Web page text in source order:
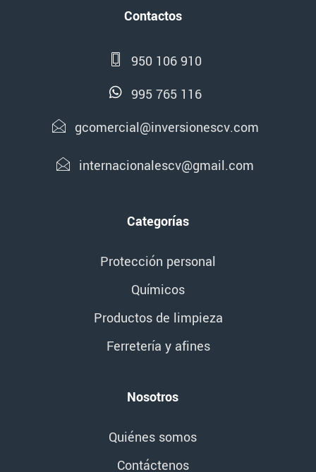
Contactos
950 106 910
995 765 116
gcomercial@inversionescv.com
internacionalescv@gmail.com
Categorías
Protección personal
Químicos
Productos de limpieza
Ferretería y afines
Nosotros
Quiénes somos
Contáctenos